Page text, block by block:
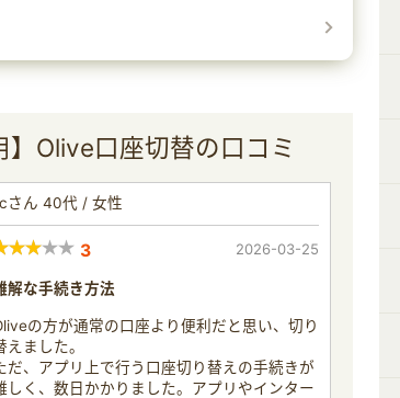
】Olive口座切替の口コミ
さん 40代 / 女性
3 2026-03-25
解な手続き方法
の方が通常の口座より便利だと思い、切り
えました。
だ、アプリ上で行う口座切り替えの手続きが
しく、数日かかりました。アプリやインター